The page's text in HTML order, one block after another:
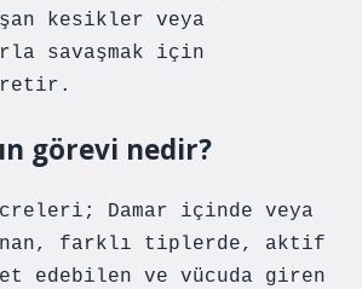
kesikler veya
savaşmak için
görevi nedir?
Damar içinde veya
farklı tiplerde, aktif
edebilen ve vücuda giren